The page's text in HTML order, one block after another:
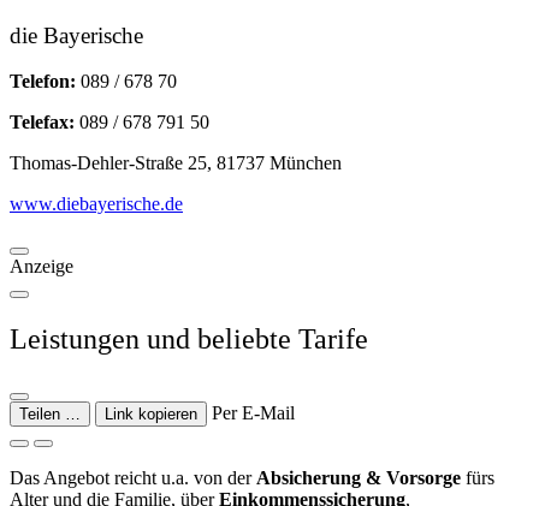
die Bayerische
Telefon: 089 / 678 70
Telefax: 089 / 678 791 50
Thomas-Dehler-Straße 25, 81737 München
www.diebayerische.de
Anzeige
Leistungen und beliebte Tarife
Teilen … Link kopieren Per E-Mail
Das Angebot reicht u.a. von der Absicherung & Vorsorge fürs
Alter und die Familie, überEinkommenssicherung,